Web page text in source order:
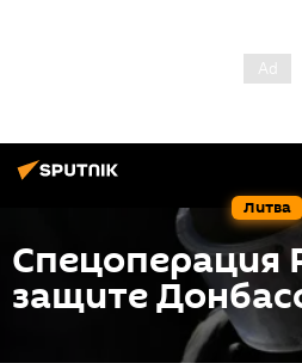
Литва
Спецоперация
защите